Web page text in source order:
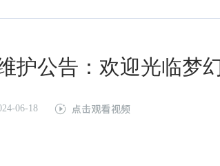
护公告：欢迎光临梦
06-18